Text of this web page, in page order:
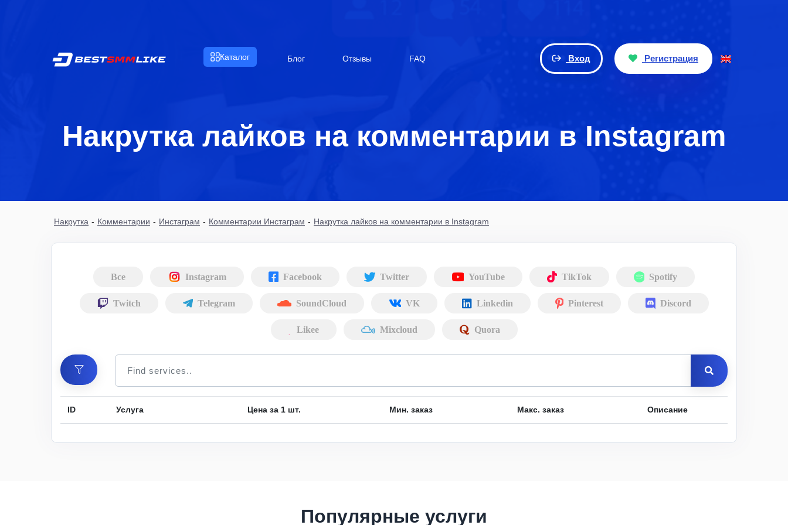
Каталог Блог Отзывы FAQ Вход Регистрация
Накрутка лайков на комментарии в Instagram
Накрутка - Комментарии - Инстаграм - Комментарии Инстаграм - Накрутка лайков на комментарии в Instagram
Все Instagram Facebook Twitter YouTube TikTok Spotify
Twitch Telegram SoundCloud VK Linkedin Pinterest Discord
Likee Mixcloud Quora
ID Услуга Цена за 1 шт. Мин. заказ Макс. заказ Описание
Популярные услуги